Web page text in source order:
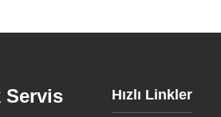
Servis
Hızlı Linkler